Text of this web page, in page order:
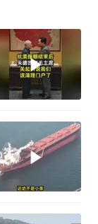
乘客脱鞋散发异味 司机提醒反被怼
日本籍女网红在韩直播时自杀身亡
总书记关心百姓身边这些民生大事